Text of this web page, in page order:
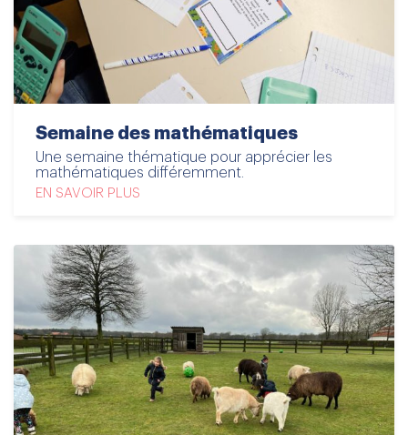
Semaine des mathématiques
Une semaine thématique pour apprécier les
mathématiques différemment.
EN SAVOIR PLUS